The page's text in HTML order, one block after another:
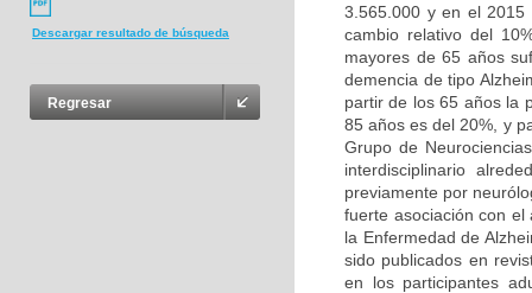
Descargar resultado de búsqueda
Regresar
3.565.000 y en el 2015
cambio relativo del
mayores de 65 años
demencia de tipo
partir de los 65 años la
85 años es del 20%, y
Grupo de
interdisciplinario
previamente por
fuerte asociación con el
la Enfermedad de
sido publicados en
en los participantes